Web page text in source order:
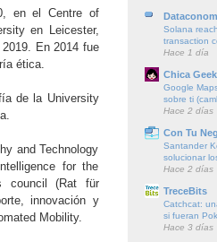
en el Centre of
en Leicester,
En 2014 fue
ética.
de la University
and Technology
for the
council (Rat für
innovación y
Mobility.
Solana
transaction
Hace 1 día
Chica Geek
Google
sobre ti
Hace 2 días
Con Tu
Santander
solucionar
Hace 2 días
TreceBits
Catchcat:
si fueran
Hace 3 días